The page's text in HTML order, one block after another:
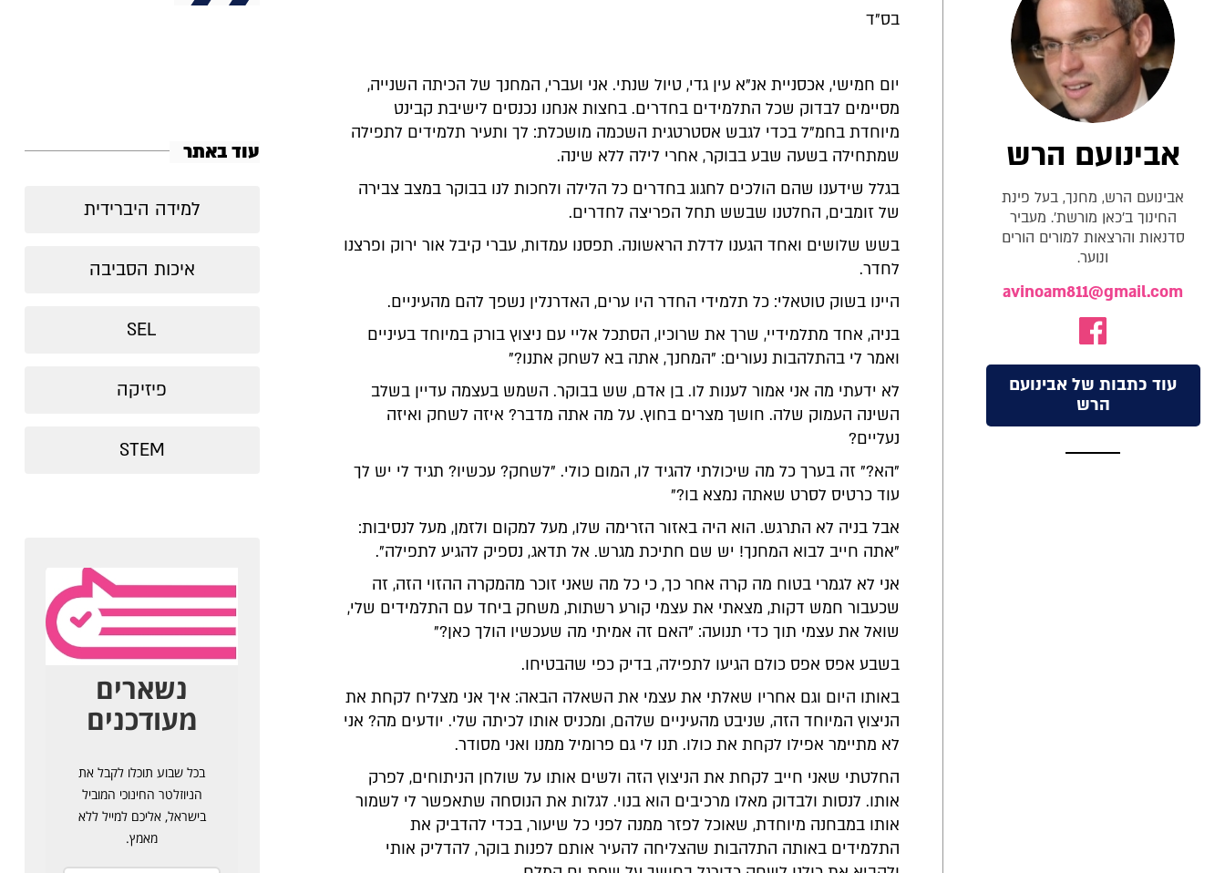
בס"ד
יום חמישי, אכסניית אנ"א עין גדי, טיול שנתי. אני ועברי, המחנך של הכיתה השנייה,
מסיימים לבדוק שכל התלמידים בחדרים. בחצות אנחנו נכנסים לישיבת קבינט
מיוחדת בחמ"ל בכדי לגבש אסטרטגית השכמה מושכלת: לך ותעיר תלמידים לתפילה
שמתחילה בשעה שבע בבוקר, אחרי לילה ללא שינה.
בגלל שידענו שהם הולכים לחגוג בחדרים כל הלילה ולחכות לנו בבוקר במצב צבירה
של זומבים, החלטנו שבשש תחל הפריצה לחדרים.
בשש שלושים ואחד הגענו לדלת הראשונה. תפסנו עמדות, עברי קיבל אור ירוק ופרצנו
לחדר.
היינו בשוק טוטאלי: כל תלמידי החדר היו ערים, האדרנלין נשפך להם מהעיניים.
בניה, אחד מתלמידיי, שרך את שרוכיו, הסתכל אליי עם ניצוץ בורק במיוחד בעיניים
ואמר לי בהתלהבות נעורים: "המחנך, אתה בא לשחק אתנו?"
לא ידעתי מה אני אמור לענות לו. בן אדם, שש בבוקר. השמש בעצמה עדיין בשלב
השינה העמוק שלה. חושך מצרים בחוץ. על מה אתה מדבר? איזה לשחק ואיזה
נעליים?
"הא?" זה בערך כל מה שיכולתי להגיד לו, המום כולי. "לשחק? עכשיו? תגיד לי יש לך
עוד כרטיס לסרט שאתה נמצא בו?"
אבל בניה לא התרגש. הוא היה באזור הזרימה שלו, מעל למקום ולזמן, מעל לנסיבות:
"אתה חייב לבוא המחנך! יש שם חתיכת מגרש. אל תדאג, נספיק להגיע לתפילה".
אני לא לגמרי בטוח מה קרה אחר כך, כי כל מה שאני זוכר מהמקרה ההזוי הזה, זה
שכעבור חמש דקות, מצאתי את עצמי קורע רשתות, משחק ביחד עם התלמידים שלי,
שואל את עצמי תוך כדי תנועה: "האם זה אמיתי מה שעכשיו הולך כאן?"
בשבע אפס אפס כולם הגיעו לתפילה, בדיק כפי שהבטיחו.
באותו היום וגם אחריו שאלתי את עצמי את השאלה הבאה: איך אני מצליח לקחת את
הניצוץ המיוחד הזה, שניבט מהעיניים שלהם, ומכניס אותו לכיתה שלי. יודעים מה? אני
לא מתיימר אפילו לקחת את כולו. תנו לי גם פרומיל ממנו ואני מסודר.
החלטתי שאני חייב לקחת את הניצוץ הזה ולשים אותו על שולחן הניתוחים, לפרק
אותו. לנסות ולבדוק מאלו מרכיבים הוא בנוי. לגלות את הנוסחה שתאפשר לי לשמור
אותו במבחנה מיוחדת, שאוכל לפזר ממנה לפני כל שיעור, בכדי להדביק את
התלמידים באותה התלהבות שהצליחה להעיר אותם לפנות בוקר, להדליק אותי
אבינועם הרש
אבינועם הרש, מחנך, בעל פינת
החינוך ב'כאן מורשת'. מעביר
סדנאות והרצאות למורים הורים
ונוער.
avinoam811@gmail.com
עוד כתבות של אבינועם
הרש
עוד באתר
למידה היברידית
איכות הסביבה
SEL
פיזיקה
STEM